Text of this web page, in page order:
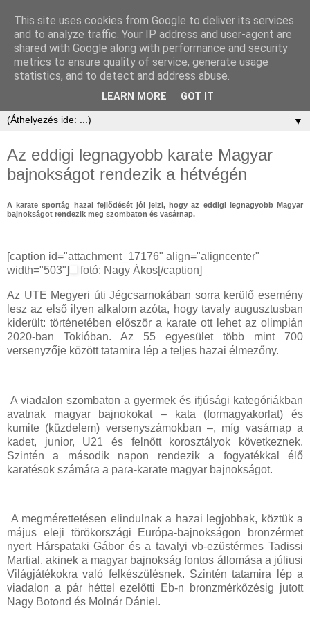
▼
Az eddigi legnagyobb karate Magyar
bajnokságot rendezik a hétvégén
A karate sportág hazai fejlődését jól jelzi, hogy az eddigi legnagyobb Magyar
bajnokságot rendezik meg szombaton és vasárnap.
[caption id="attachment_17176" align="aligncenter"
width="503"]
fotó: Nagy Ákos[/caption]
Az UTE Megyeri úti Jégcsarnokában sorra kerülő esemény
lesz az első ilyen alkalom azóta, hogy tavaly augusztusban
kiderült: történetében először a karate ott lehet az olimpián
2020-ban Tokióban. Az 55 egyesület több mint 700
versenyzője között tatamira lép a teljes hazai élmezőny.
A viadalon szombaton a gyermek és ifjúsági kategóriákban
avatnak magyar bajnokokat – kata (formagyakorlat) és
kumite (küzdelem) versenyszámokban –, míg vasárnap a
kadet, junior, U21 és felnőtt korosztályok következnek.
Szintén a második napon rendezik a fogyatékkal élő
karatésok számára a para-karate magyar bajnokságot.
A megmérettetésen elindulnak a hazai legjobbak, köztük a
május eleji törökországi Európa-bajnokságon bronzérmet
nyert Hárspataki Gábor és a tavalyi vb-ezüstérmes Tadissi
Martial, akinek a magyar bajnokság fontos állomása a júliusi
Világjátékokra való felkészülésnek. Szintén tatamira lép a
viadalon a pár héttel ezelőtti Eb-n bronzmérkőzésig jutott
Nagy Botond és Molnár Dániel.
This site uses cookies from Google to deliver its services
and to analyze traffic. Your IP address and user-agent are
shared with Google along with performance and security
metrics to ensure quality of service, generate usage
statistics, and to detect and address abuse.
LEARN MORE GOT IT